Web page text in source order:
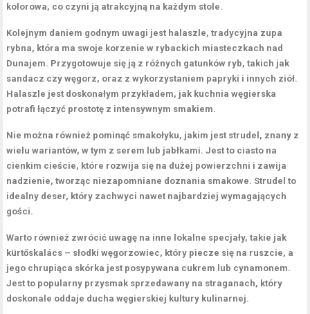
kolorowa, co czyni ją atrakcyjną na każdym stole.
Kolejnym daniem godnym uwagi jest halaszle, tradycyjna zupa
rybna, która ma swoje korzenie w rybackich miasteczkach nad
Dunajem. Przygotowuje się ją z różnych gatunków ryb, takich jak
sandacz czy węgorz, oraz z wykorzystaniem papryki i innych ziół.
Halaszle jest doskonałym przykładem, jak kuchnia węgierska
potrafi łączyć prostotę z intensywnym smakiem.
Nie można również pominąć smakołyku, jakim jest strudel , znany z
wielu wariantów, w tym z serem lub jabłkami. Jest to ciasto na
cienkim cieście, które rozwija się na dużej powierzchni i zawija
nadzienie, tworząc niezapomniane doznania smakowe. Strudel to
idealny deser, który zachwyci nawet najbardziej wymagających
gości.
Warto również zwrócić uwagę na inne lokalne specjały, takie jak
kürtőskalács – słodki węgorzowiec, który piecze się na ruszcie, a
jego chrupiąca skórka jest posypywana cukrem lub cynamonem.
Jest to popularny przysmak sprzedawany na straganach, który
doskonale oddaje ducha węgierskiej kultury kulinarnej.